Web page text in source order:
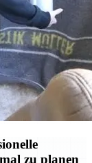
zu planen